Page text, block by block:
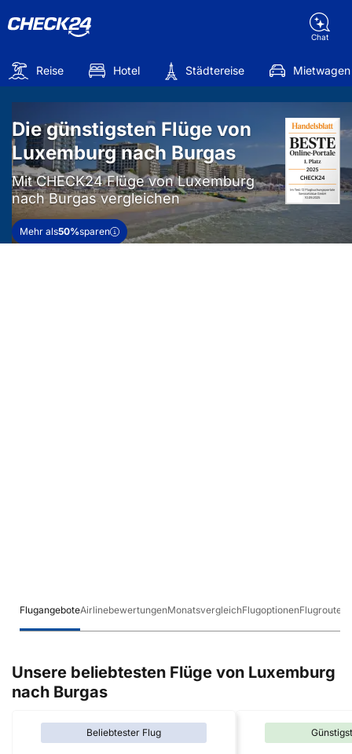
Chat
Reise Hotel Städtereise Mietwagen
Die günstigsten Flüge von
Luxemburg nach Burgas
Mit CHECK24 Flüge von Luxemburg
nach Burgas vergleichen
Mehr als50%sparen
FlugangeboteAirlinebewertungenMonatsvergleichFlugoptionenFlugrouten
Unsere beliebtesten Flüge von Luxemburg
nach Burgas
Beliebtester Flug